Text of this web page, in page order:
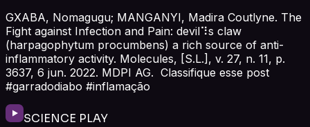
GXABA, Nomagugu; MANGANYI, Madira Coutlyne. The
Fight against Infection and Pain: devil⠹s claw
(harpagophytum procumbens) a rich source of anti-
inflammatory activity. Molecules, [S.L.], v. 27, n. 11, p.
3637, 6 jun. 2022. MDPI AG. Classifique esse post
#garradodiabo #inflamação
SCIENCE PLAY